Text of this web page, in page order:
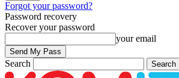
Forgot your password?
Password recovery
Recover your password
your email
Search